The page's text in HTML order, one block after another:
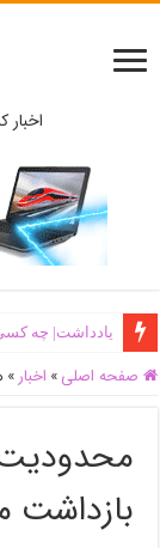
یادداشت| ‌چه
صفحه اصلی » اخبار »
محدودیت
بازداشت